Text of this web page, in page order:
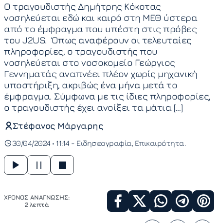
Ο τραγουδιστής Δημήτρης Κόκοτας
νοσηλεύεται εδώ και καιρό στη ΜΕΘ ύστερα
από το έμφραγμα που υπέστη στις πρόβες
του J2US. Όπως αναφέρουν οι τελευταίες
πληροφορίες, ο τραγουδιστής που
νοσηλεύεται στο νοσοκομείο Γεώργιος
Γεννηματάς αναπνέει πλέον χωρίς μηχανική
υποστήριξη, ακριβώς ένα μήνα μετά το
έμφραγμα. Σύμφωνα με τις ίδιες πληροφορίες,
ο τραγουδιστής έχει ανοίξει τα μάτια […]
Στέφανος Μάργαρης
30/04/2024 • 11:14 - Ειδησεογραφία Επικαιρότητα
ΧΡΟΝΟΣ ΑΝΑΓΝΩΣΗΣ:
2 λεπτά